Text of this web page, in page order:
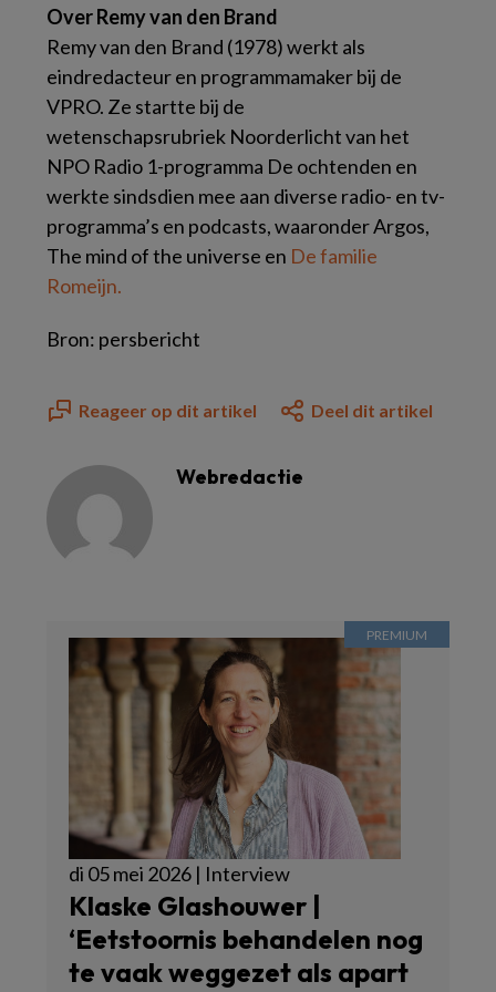
Over Remy van den Brand
Remy van den Brand (1978) werkt als
eindredacteur en programmamaker bij de
VPRO. Ze startte bij de
wetenschapsrubriek Noorderlicht van het
NPO Radio 1-programma De ochtenden en
werkte sindsdien mee aan diverse radio- en tv-
programma’s en podcasts, waaronder Argos,
The mind of the universe en De familie
Romeijn.
Bron: persbericht
Reageer op dit artikel Deel dit artikel
Webredactie
di 05 mei 2026 | Interview
Klaske Glashouwer |
‘Eetstoornis behandelen nog
te vaak weggezet als apart